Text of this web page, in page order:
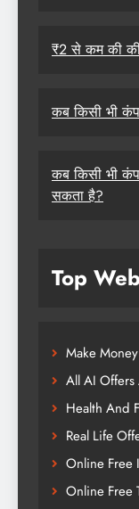
₹2 से कम की
कब किसी भी
कब किसी भी
सकता है?
Top
Make
All AI Offers
Health And
Real Life
Online Free
Online Free